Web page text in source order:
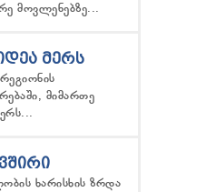
მოვლენებზე...
ᲛᲔᲠᲡ
მიმართე
ხარისხის ზრდა